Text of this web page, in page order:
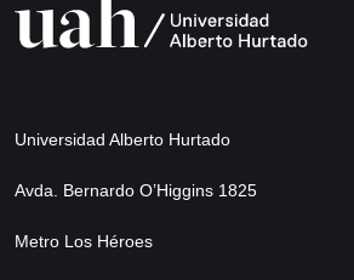
Universidad Alberto Hurtado
Avda. Bernardo O’Higgins 1825
Metro Los Héroes